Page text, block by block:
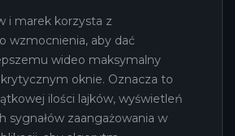
i marek korzysta z
wzmocnienia, aby dać
wideo maksymalny
oknie. Oznacza to
ilości lajków, wyświetleń
sygnałów zaangażowania w